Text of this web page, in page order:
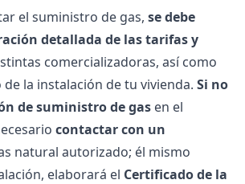
el suministro de gas, se debe
detallada de las tarifas y
comercializadoras, así como
la instalación de tu vivienda. Si no
de suministro de gas en el
contactar con un
natural autorizado; él mismo
elaborará el Certificado de la